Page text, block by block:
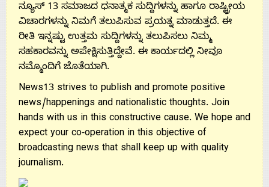
ನ್ಯೂಸ್ 13 ಸಮಾಜದ ಧನಾತ್ಮಕ ಸುದ್ದಿಗಳನ್ನು ಹಾಗೂ ರಾಷ್ಟ್ರೀಯ
ವಿಚಾರಗಳನ್ನು ನಿಮಗೆ ತಲುಪಿಸುವ ಪ್ರಯತ್ನ ಮಾಡುತ್ತದೆ. ಈ
ರೀತಿ ಇನ್ನಷ್ಟು ಉತ್ತಮ ಸುದ್ದಿಗಳನ್ನು ತಲುಪಿಸಲು ನಿಮ್ಮ
ಸಹಕಾರವನ್ನು ಅಪೇಕ್ಷಿಸುತ್ತಿದ್ದೇವೆ. ಈ ಕಾರ್ಯದಲ್ಲಿ ನೀವೂ
ನಮ್ಮೊಂದಿಗೆ ಜೊತೆಯಾಗಿ.
News13 strives to publish and promote positive
news/happenings and nationalistic thoughts. Join
hands with us in this constructive cause. We hope and
expect your co-operation in this objective of
broadcasting news that shall keep up with quality
journalism.